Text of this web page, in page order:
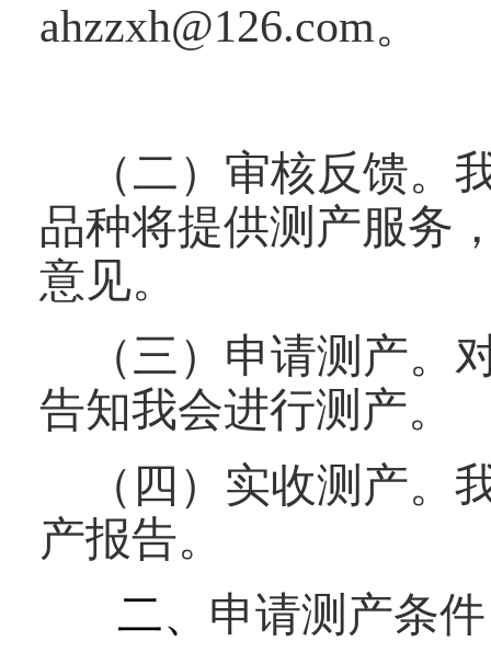
ahzzxh@126.com。
（二）审核反馈
品种将提供测产服务
意见。
（三）申请测产。
告知我会进行测产。
（四）实收测产
产报告。
二、 申请测产条件